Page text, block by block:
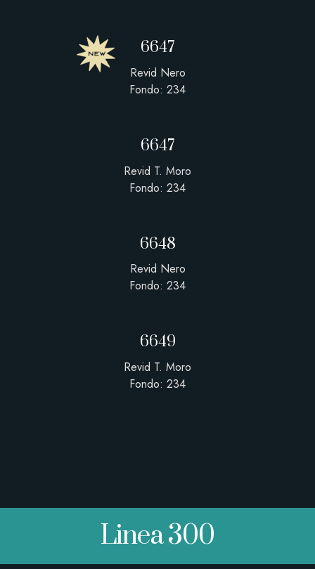
6647
Revid Nero
Fondo: 234
6647
Revid T. Moro
Fondo: 234
6648
Revid Nero
Fondo: 234
6649
Revid T. Moro
Fondo: 234
Linea 300